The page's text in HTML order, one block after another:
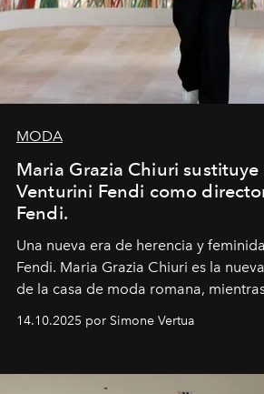
MODA
Maria Grazia Chiuri sustituye
Venturini Fendi como
Fendi.
Una nueva era de herencia y
Fendi. Maria Grazia Chiuri es la
de la casa de moda romana,
14.10.2025 por Simone Vertua